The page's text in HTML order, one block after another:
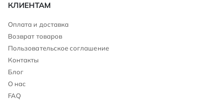
КЛИЕНТАМ
Оплата и доставка
Возврат товаров
Пользовательское соглашение
Контакты
Блог
О нас
FAQ